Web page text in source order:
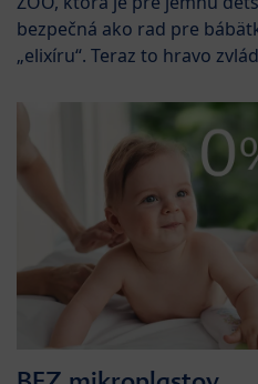
bezpečná ako rad pre
„elixíru“. Teraz to hravo